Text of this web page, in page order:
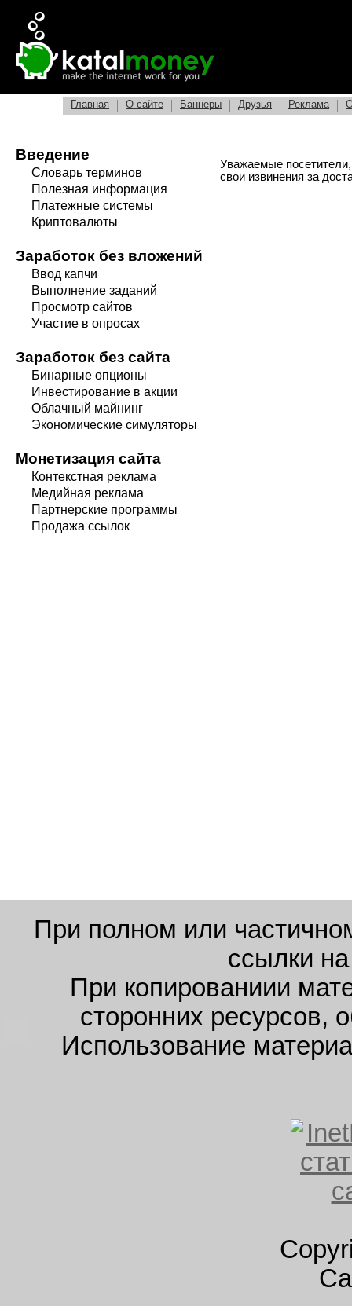
Главная О сайте Баннеры Друзья Реклама
Введение
Словарь терминов
Полезная информация
Платежные системы
Криптовалюты
Заработок без вложений
Ввод капчи
Выполнение заданий
Просмотр сайтов
Участие в опросах
Заработок без сайта
Бинарные опционы
Инвестирование в акции
Облачный майнинг
Экономические симуляторы
Монетизация сайта
Контекстная реклама
Медийная реклама
Партнерские программы
Продажа ссылок
Уважаемые
свои извинения за
При полном или
ссылки
При копированиии
сторонних ресурсов,
Использование